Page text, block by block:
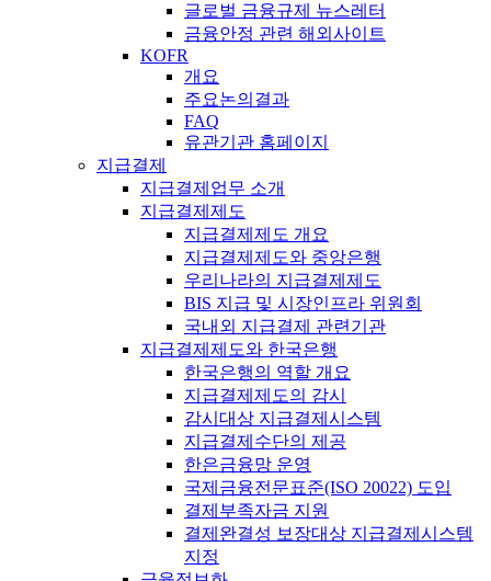
글로벌 금융규제 뉴스레터
금융안정 관련 해외사이트
KOFR
개요
주요논의결과
FAQ
유관기관 홈페이지
지급결제
지급결제업무 소개
지급결제제도
지급결제제도 개요
지급결제제도와 중앙은행
우리나라의 지급결제제도
BIS 지급 및 시장인프라 위원회
국내외 지급결제 관련기관
지급결제제도와 한국은행
한국은행의 역할 개요
지급결제제도의 감시
감시대상 지급결제시스템
지급결제수단의 제공
한은금융망 운영
국제금융전문표준(ISO 20022) 도입
결제부족자금 지원
결제완결성 보장대상 지급결제시스템
지정